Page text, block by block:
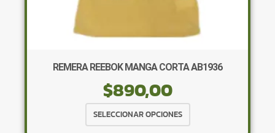
REMERA REEBOK MANGA CORTA AB1936
$890,00
SELECCIONAR OPCIONES
producto